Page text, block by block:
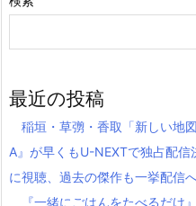
最近の投稿
稲垣・草彅・香取「新しい地
A』が早くもU-NEXTで独占配
に視聴、過去の傑作も一挙配信
『一緒にごはんをたべるだけ